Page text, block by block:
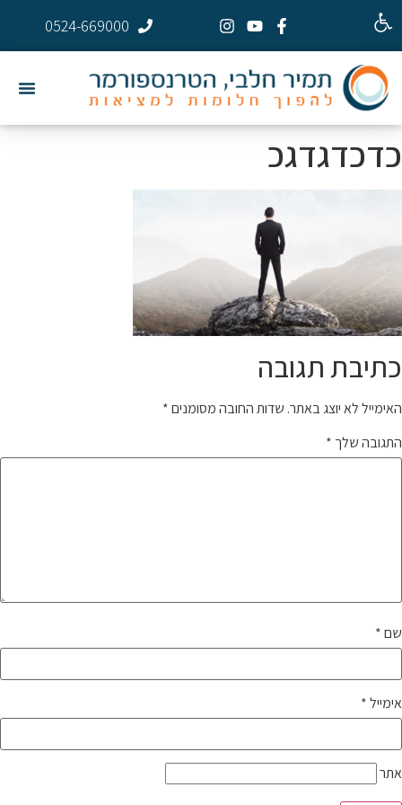
פתח סרגל נגישות
0524-669000
כדכדגדגכ
כתיבת תגובה
האימייל לא יוצג באתר. שדות החובה מסומנים*
התגובה שלך *
שם*
אימייל*
אתר